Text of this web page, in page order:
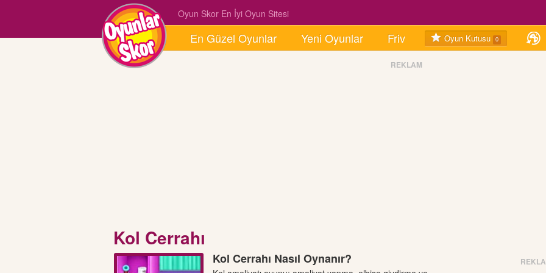
En Güzel Oyunlar Yeni Oyunlar Friv Oyun Kutusu 0
Oyun Skor En İyi Oyun Sitesi
REKLAM
Kol Cerrahı
Kol Cerrahı Nasıl Oynanır?